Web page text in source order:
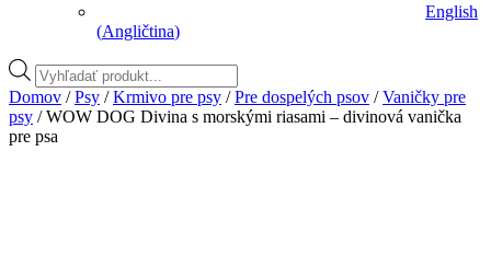
English
(Angličtina)
Vyhľadávanie
produktov
Domov /Psy /Krmivo pre psy /Pre dospelých psov /Vaničky pre
psy / WOW DOG Divina s morskými riasami – divinová vanička
pre psa